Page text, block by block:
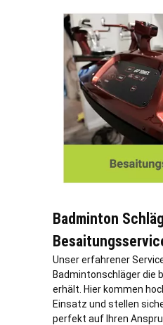
Badminton
Unser erfahrener
Badmintonschläger die
erhält. Hier kommen
Einsatz und stellen
perfekt auf Ihren